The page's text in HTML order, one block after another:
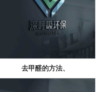
去甲醛的方法、